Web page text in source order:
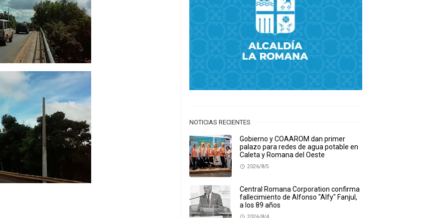
NOTICIAS RECIENTES
Gobierno y COAAROM dan primer
palazo para redes de agua potable en
Caleta y Romana del Oeste
2026/8/5
Central Romana Corporation confirma
fallecimiento de Alfonso "Alfy" Fanjul,
a los 89 años